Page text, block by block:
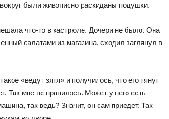
были живописно раскиданы подушки.
что-то в кастрюле. Дочери не было. Она
салатами из магазина, сходил заглянул в
«ведут зятя» и получилось, что его тянут
Так мне не нравилось. Может у него есть
так ведь? Значит, он сам приедет. Так